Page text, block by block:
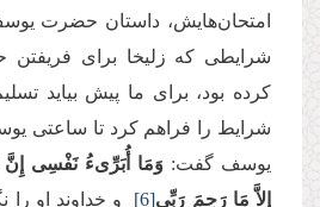
امتحان‌هایش، داستان حضرت
شرایطی که زلیخا برای
کرده بود، برای ما پیش بیاید
شرایط را فراهم کرد تا ساعتی
یوسف گفت: وَمَا أُبَرِّىءُ نَفْسِی إِنَّ
إِلاَّ مَا رَحِمَ رَبِّی[6] و خداوند او را